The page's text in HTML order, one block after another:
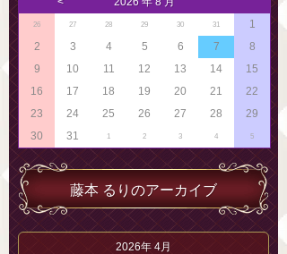
26 27 28 29 30 31
1
2
3 4 5 6 7
8
9
10 11 12 13 14
15
16
17 18 19 20 21
22
23
24 25 26 27 28
29
30
31 1 2 3 4 5
藤本 るりのアーカイブ
2026年 4月